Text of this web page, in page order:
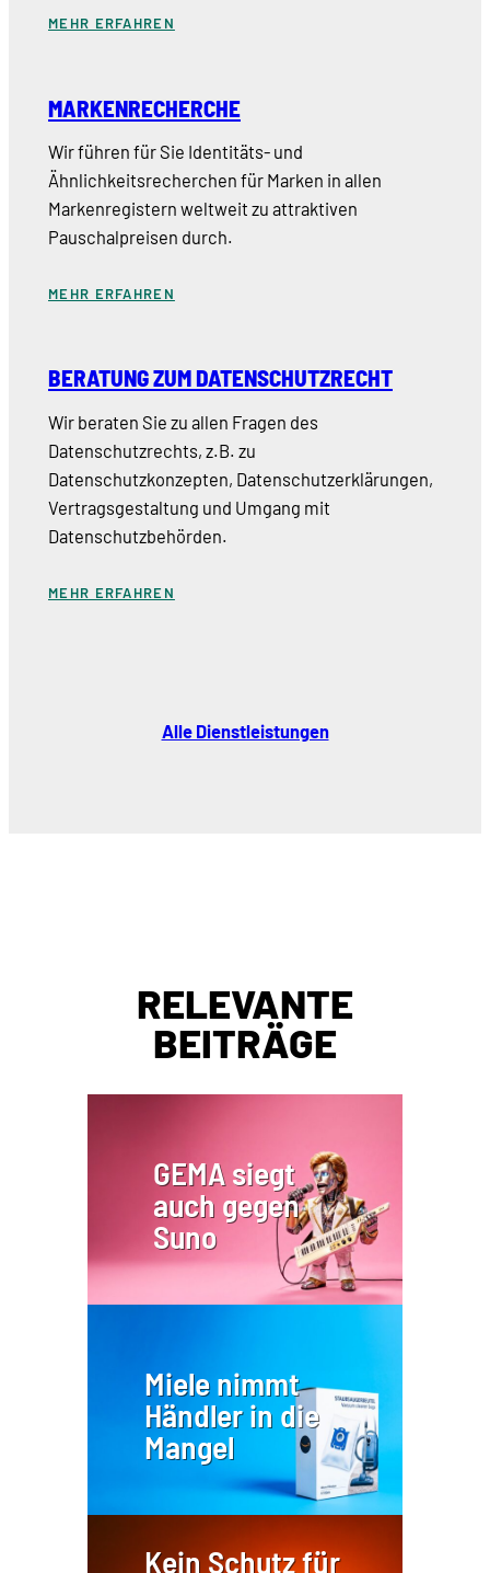
MEHR ERFAHREN
MARKENRECHERCHE
Wir führen für Sie Identitäts- und
Ähnlichkeitsrecherchen für Marken in allen
Markenregistern weltweit zu attraktiven
Pauschalpreisen durch.
MEHR ERFAHREN
BERATUNG ZUM DATENSCHUTZRECHT
Wir beraten Sie zu allen Fragen des
Datenschutzrechts, z.B. zu
Datenschutzkonzepten, Datenschutzerklärungen,
Vertragsgestaltung und Umgang mit
Datenschutzbehörden.
MEHR ERFAHREN
Alle Dienstleistungen
RELEVANTE
BEITRÄGE
GEMA siegt
auch gegen
Suno
Miele nimmt
Händler in die
Mangel
Kein Schutz für